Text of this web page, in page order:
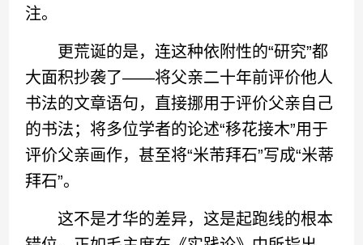
注。
更荒诞的是，连这种依附性的“研究”都
大面积抄袭了——将父亲二十年前评价他人
书法的文章语句，直接挪用于评价父亲自己
的书法；将多位学者的论述“移花接木”用于
评价父亲画作，甚至将“米芾拜石”写成“米蒂
拜石”。
这不是才华的差异，这是起跑线的根本